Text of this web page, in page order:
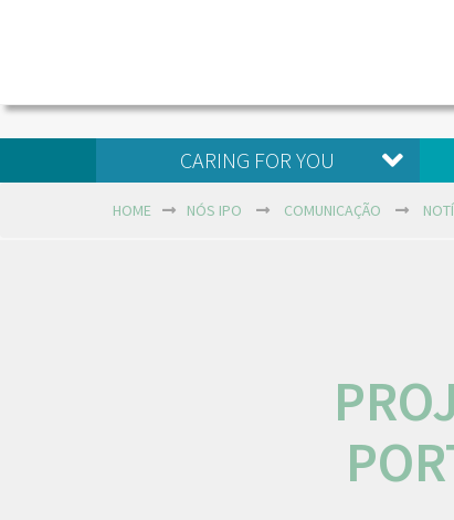
CARING FOR YOU
HOME NÓS IPO COMUNICAÇÃO